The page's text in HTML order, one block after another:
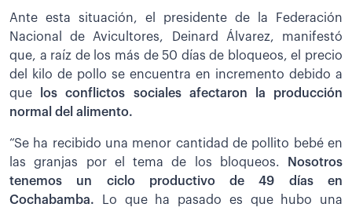
Ante esta situación, el presidente de la Federación
Nacional de Avicultores, Deinard Álvarez, manifestó
que, a raíz de los más de 50 días de bloqueos, el precio
del kilo de pollo se encuentra en incremento debido a
que
los conflictos sociales afectaron la producción
normal del alimento.
“Se ha recibido una menor cantidad de pollito bebé en
las granjas por el tema de los bloqueos.
Nosotros
tenemos un ciclo productivo de 49 días en
Cochabamba. Lo que ha pasado es que hubo una